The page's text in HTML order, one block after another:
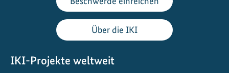
r
d
i
Über die IKI
IKI-Projekte weltweit